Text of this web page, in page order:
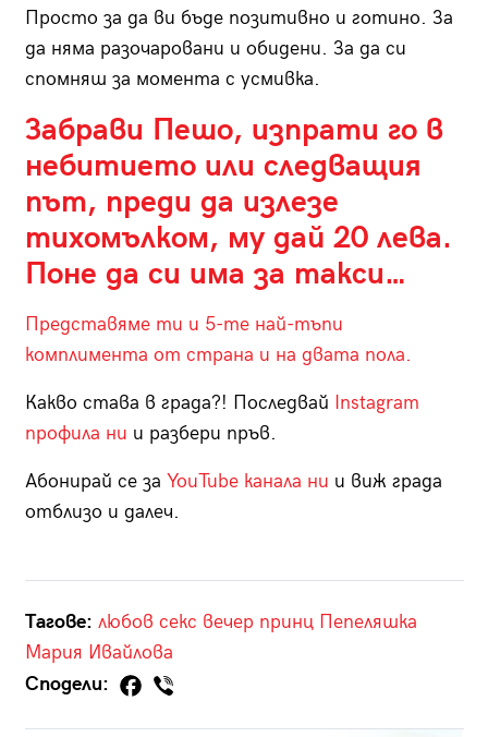
Просто за да ви бъде позитивно и готино. За
да няма разочаровани и обидени. За да си
спомняш за момента с усмивка.
Забрави Пешо, изпрати го в
небитието или следващия
път, преди да излезе
тихомълком, му дай 20 лева.
Поне да си има за такси…
Представяме ти и 5-те най-тъпи
комплимента от страна и на двата пола.
Какво става в града?! Последвай Instagram
профила ни и разбери пръв.
Абонирай се за YouTube канала ни и виж града
отблизо и далеч.
Тагове: любов секс вечер принц Пепеляшка
Мария Ивайлова
Сподели: